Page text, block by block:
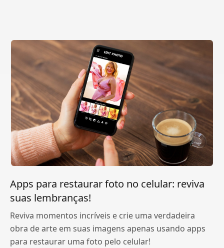
Apps para restaurar foto no celular: reviva
suas lembranças!
Reviva momentos incríveis e crie uma verdadeira
obra de arte em suas imagens apenas usando apps
para restaurar uma foto pelo celular!